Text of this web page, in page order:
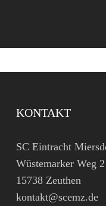
KONTAKT
SC Eintracht
Wüstemarker Weg 2
15738 Zeuthen
kontakt@scemz.de